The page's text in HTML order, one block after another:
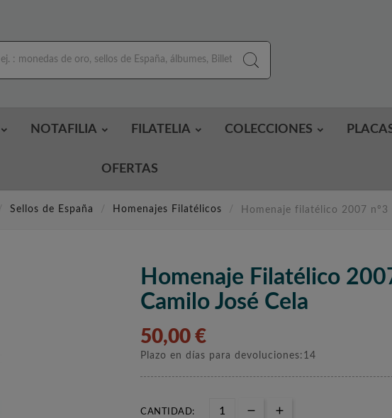
NOTAFILIA FILATELIA COLECCIONES
OFERTAS
Sellos de España Homenajes Filatélicos Homenaje filatélico 2007 nº3
Homenaje Filatélico
Camilo José Cela
50,00 €
Plazo en días para devoluciones:14
CANTIDAD: